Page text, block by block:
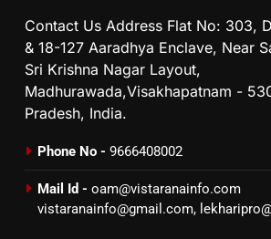
Contact Us Address Flat No: 303,
& 18-127 Aaradhya Enclave, Near
Sri Krishna Nagar Layout,
Madhurawada,Visakhapatnam -
Pradesh, India.
Phone No - 9666408002
Mail Id - oam@vistaranainfo.com
vistaranainfo@gmail.com,